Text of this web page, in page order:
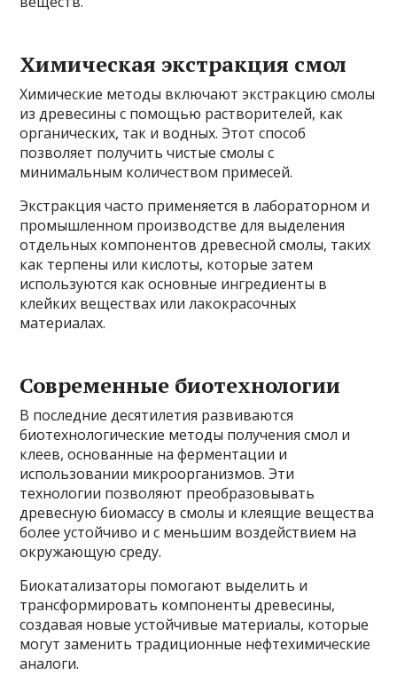
Химическая экстракция смол
Химические методы включают экстракцию смолы
из древесины с помощью растворителей, как
органических, так и водных. Этот способ
позволяет получить чистые смолы с
минимальным количеством примесей.
Экстракция часто применяется в лабораторном и
промышленном производстве для выделения
отдельных компонентов древесной смолы, таких
как терпены или кислоты, которые затем
используются как основные ингредиенты в
клейких веществах или лакокрасочных
материалах.
Современные биотехнологии
В последние десятилетия развиваются
биотехнологические методы получения смол и
клеев, основанные на ферментации и
использовании микроорганизмов. Эти
технологии позволяют преобразовывать
древесную биомассу в смолы и клеящие вещества
более устойчиво и с меньшим воздействием на
окружающую среду.
Биокатализаторы помогают выделить и
трансформировать компоненты древесины,
создавая новые устойчивые материалы, которые
могут заменить традиционные нефтехимические
аналоги.